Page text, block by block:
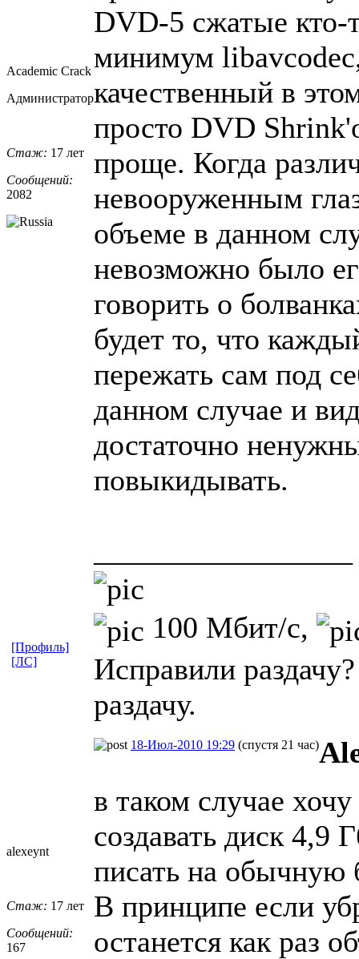
Academic Crack
Администратор
Стаж: 17 лет
Сообщений:
2082
DVD-5 сжатые кто-
минимум
качественный в
просто DVD
проще. Когда
невооруженным
объеме в данном
невозможно было
говорить о
будет то, что
пережать сам под
данном случае и
достаточно
повыкидывать.
100 Мбит/с,
Исправили
раздачу.
[Профиль]
[ЛС]
alexeynt
Стаж: 17 лет
Сообщений:
167
18-Июл-2010 19:29 (спустя 21 час)
в таком случае
создавать диск 4,9
писать на обычную
В принципе если
останется как раз